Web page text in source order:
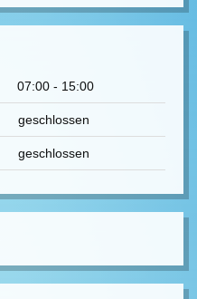
07:00 - 15:00
geschlossen
geschlossen